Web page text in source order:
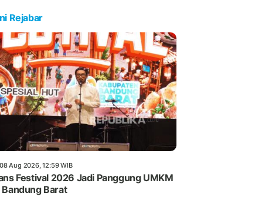
Rejabar
Aug 2026, 12:59 WIB
Festival 2026 Jadi Panggung UMKM
Bandung Barat